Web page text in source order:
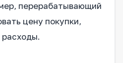
перерабатывающий
цену покупки,
расходы.